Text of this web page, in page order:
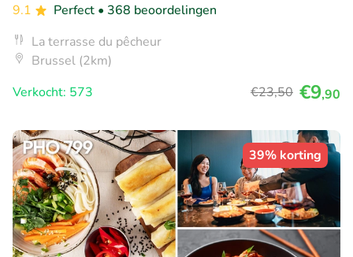
9.1
Perfect • 368 beoordelingen
La terrasse du pêcheur
Brussel (2km)
Verkocht: 573
€23,50 €9,90
39% korting